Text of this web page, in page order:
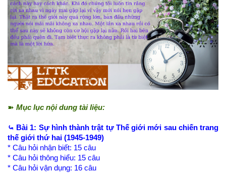
➽ Mục lục nội dung tài liệu:
⤿ Bài 1: Sự hình thành trật tự Thế giới mới sau chiến trang
thế giới thứ hai (1945-1949)
* Câu hỏi nhận biết: 15 câu
* Câu hỏi thông hiểu: 15 câu
* Câu hỏi vận dụng: 16 câu